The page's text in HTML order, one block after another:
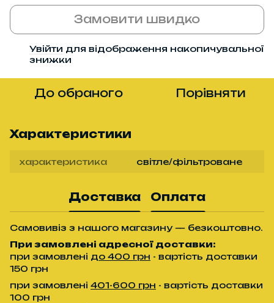
Замовити швидко
Увійти для відображення накопичувальної
знижки
До обраного Порівняти
Характеристики
характеристика світле/фільтроване
Доставка Оплата
Самовивіз з нашого магазину — безкоштовно.
При замовлені адресної доставки:
при замовлені до 400 грн - вартість доставки
150 грн
при замовлені 401-600 грн - вартість доставки
100 грн